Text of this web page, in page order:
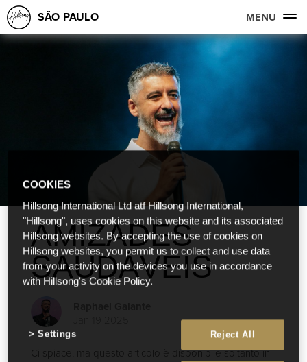
SÃO PAULO MENU
AMIZADES
SAUDÁVEIS
Ci spiace, ma questo articolo è disponibile soltanto in
COOKIES
Hillsong International Ltd atf Hillsong International,
"Hillsong", uses cookies on this website and its associated
Hillsong websites. By accepting the use of cookies on
Hillsong websites, you permit us to collect and use data
from your activity on the devices you use in accordance
with Hillsong's Cookie Policy.
Reject All
Settings